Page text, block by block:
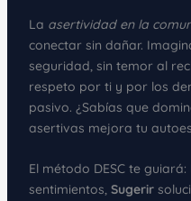
La asertividad en la
conectar sin dañar.
seguridad, sin temor al
respeto por ti y por los
pasivo. ¿Sabías que
asertivas mejora tu
El método DESC te guiará:
sentimientos, Sugerir